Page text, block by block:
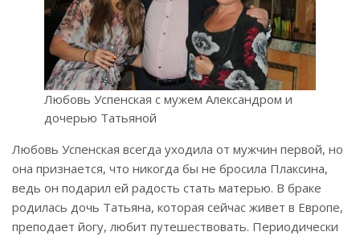
Любовь Успенская с мужем Александром и
дочерью Татьяной
Любовь Успенская всегда уходила от мужчин первой, но
она признается, что никогда бы не бросила Плаксина,
ведь он подарил ей радость стать матерью. В браке
родилась дочь Татьяна, которая сейчас живет в Европе,
преподает йогу, любит путешествовать. Периодически